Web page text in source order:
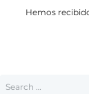
Hemos